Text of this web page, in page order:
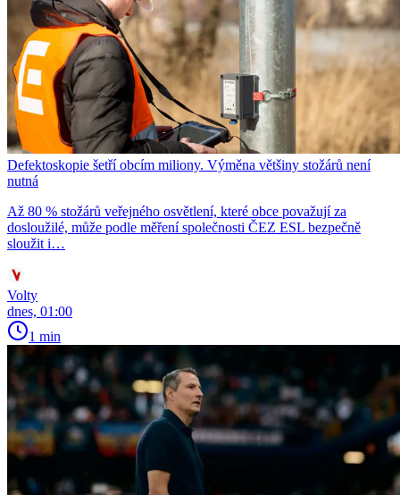
Defektoskopie šetří obcím miliony. Výměna většiny stožárů není
nutná
Až 80 % stožárů veřejného osvětlení, které obce považují za
dosloužilé, může podle měření společnosti ČEZ ESL bezpečně
sloužit i…
Volty
dnes, 01:00
1 min